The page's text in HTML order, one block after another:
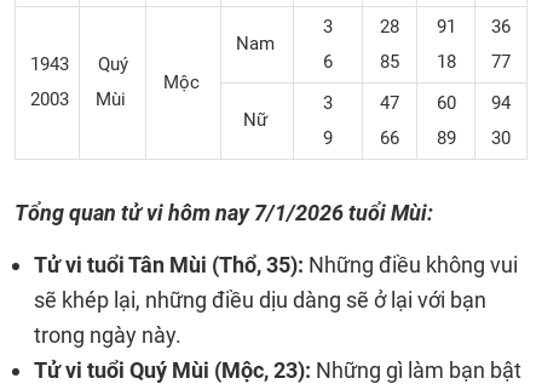
1943
2003
Quý
Mùi
Mộc
Nam
3
6
28
85
91
18
36
77
Nữ
3
9
47
66
60
89
94
30
Tổng quan tử vi hôm nay7/1/2026 tuổi Mùi:
Tử vi tuổi Tân Mùi (Thổ, 35): Những điều không vui
sẽ khép lại, những điều dịu dàng sẽ ở lại với bạn
trong ngày này.
Tử vi tuổi Quý Mùi (Mộc, 23): Những gì làm bạn bật